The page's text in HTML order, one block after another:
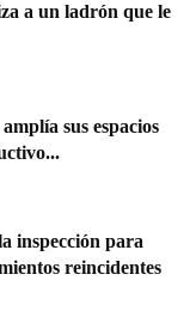
a un ladrón que le
sus espacios
inspección para
reincidentes